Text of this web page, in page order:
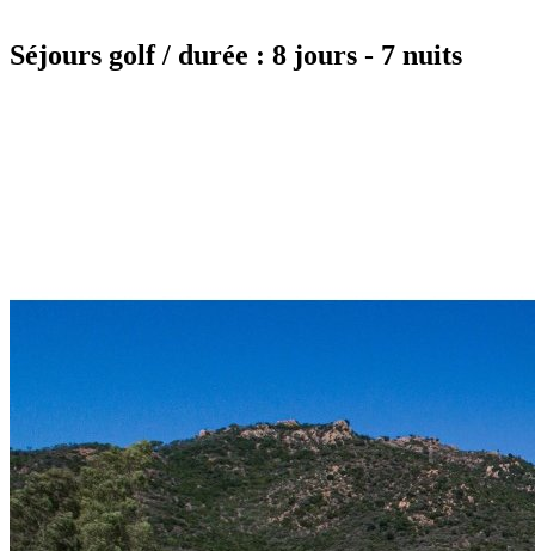
Séjours golf / durée : 8 jours - 7 nuits